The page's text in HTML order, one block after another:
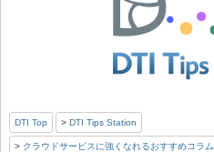
DTI Top DTI Tips Station
クラウドサービスに強くなれるおすすめコラム